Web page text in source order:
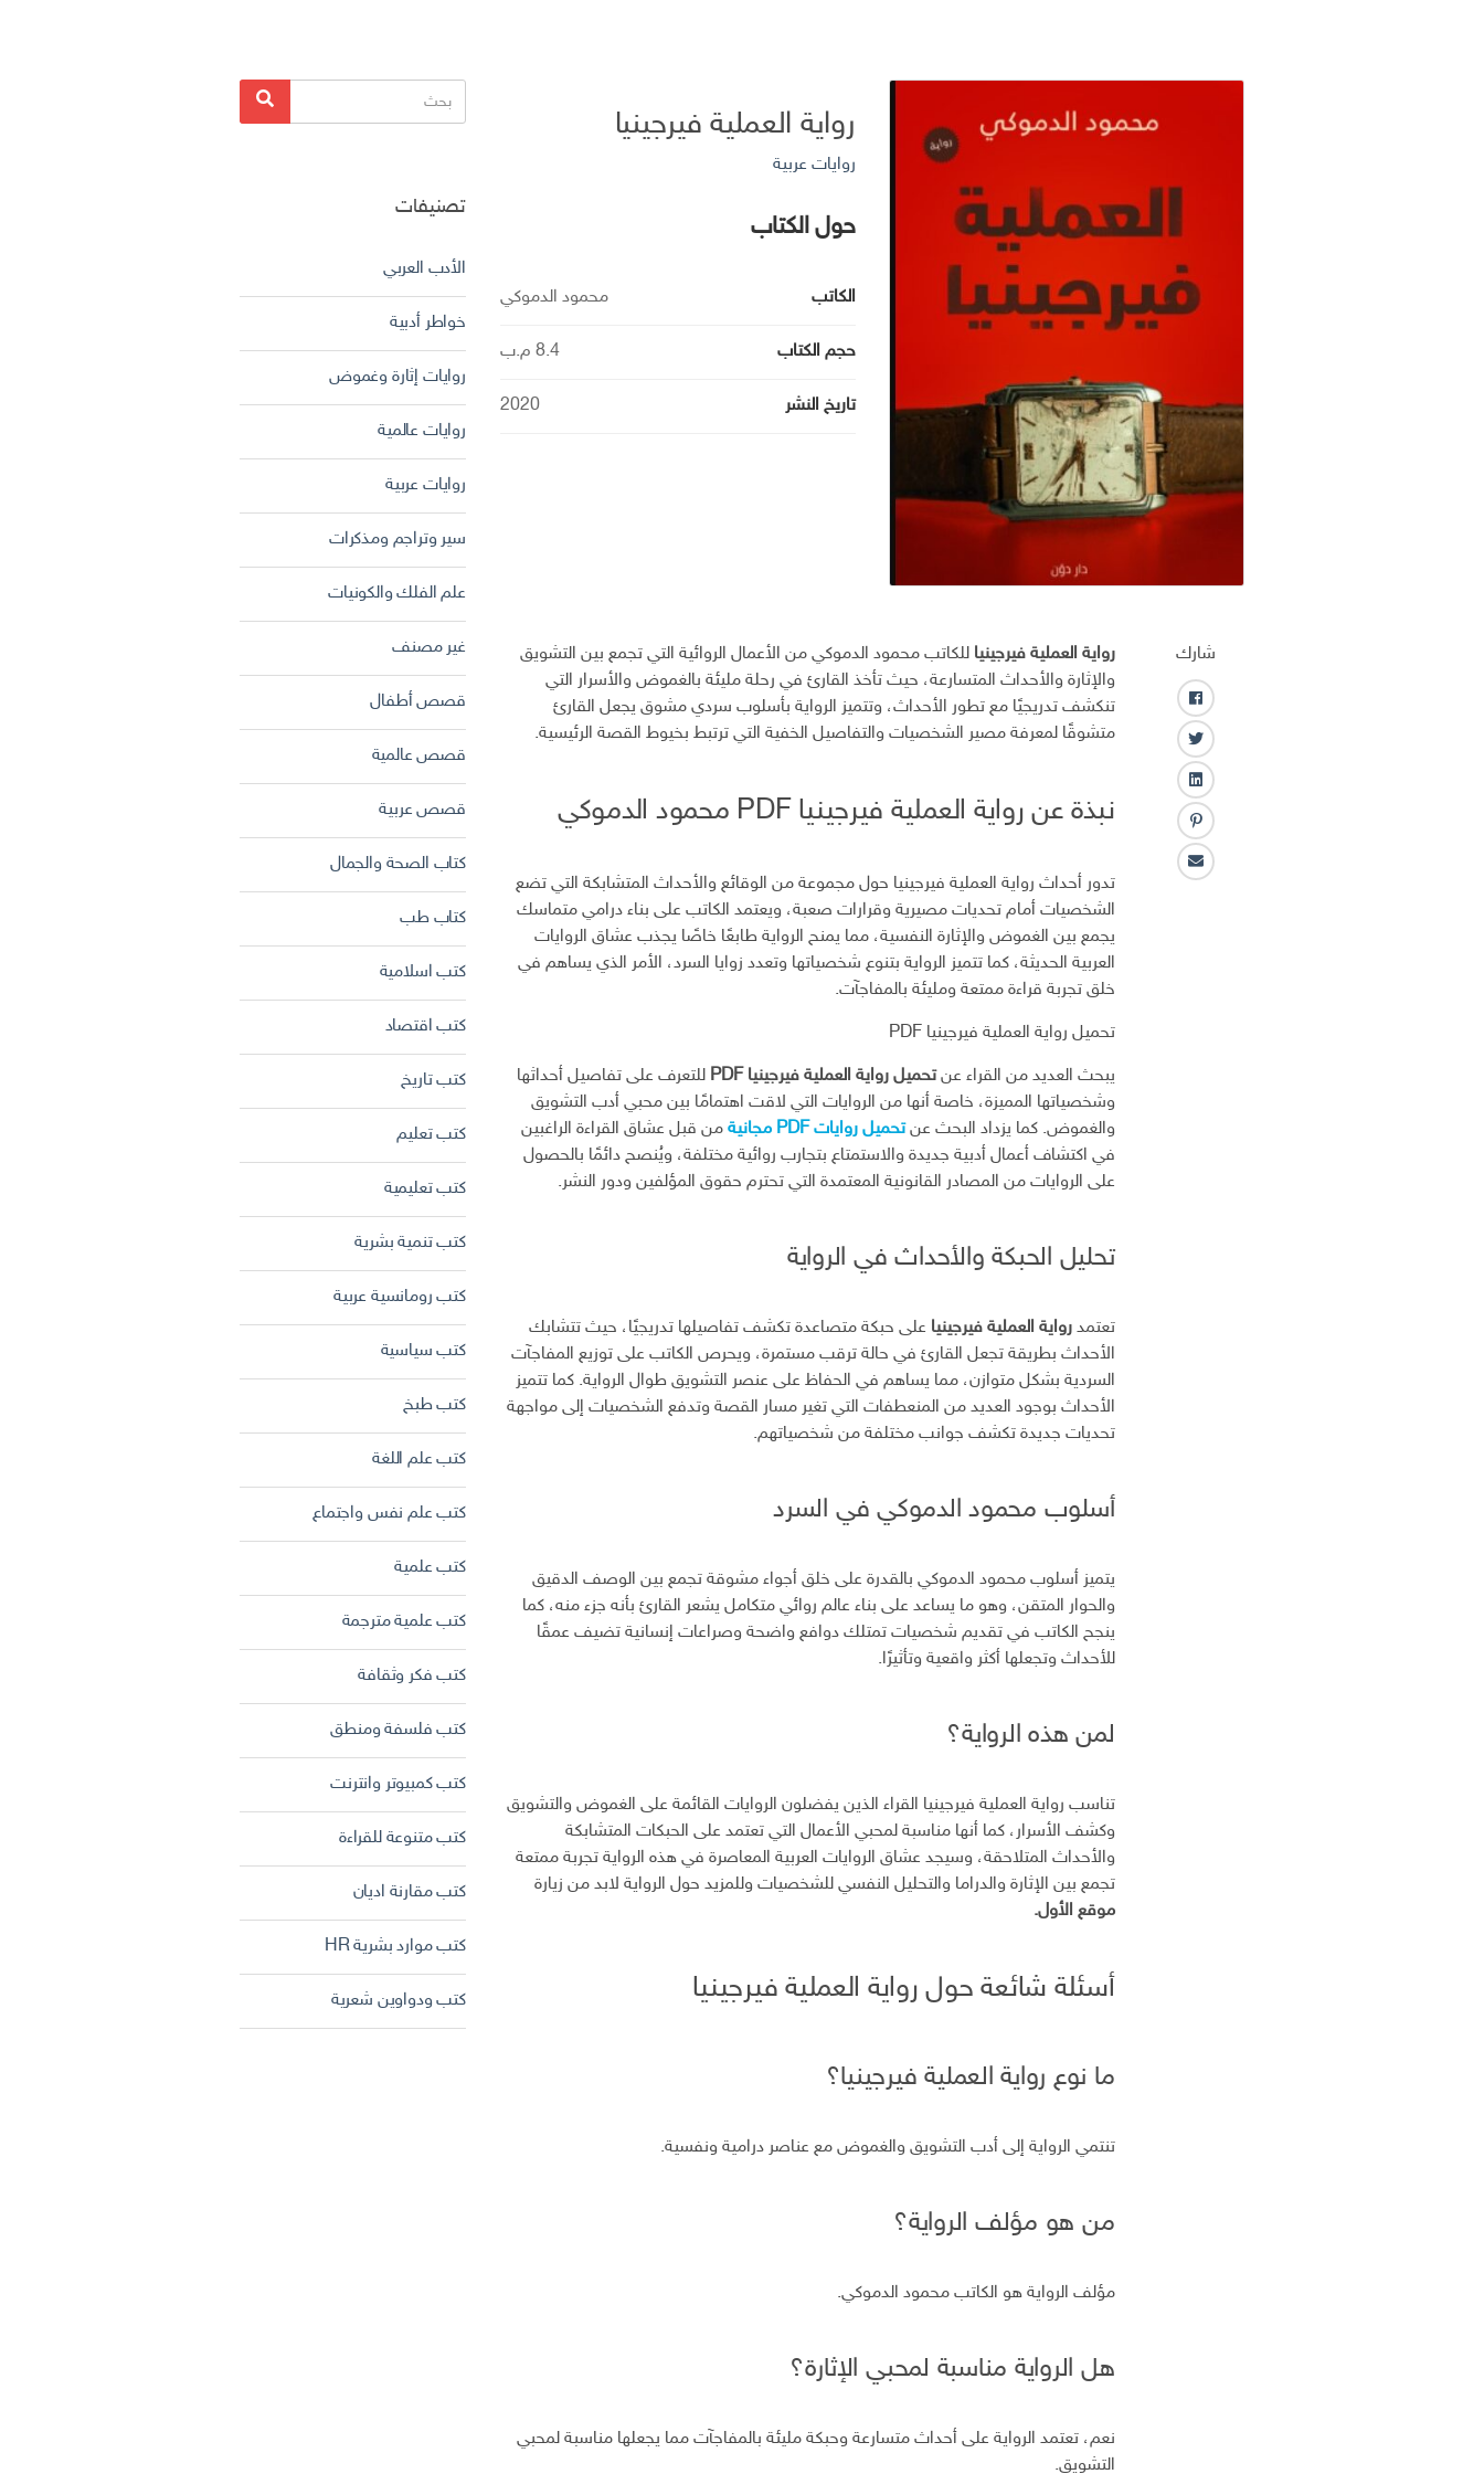
رواية العملية فيرجينيا
روايات عربية
حول الكتاب
الكاتب محمود الدموكي
حجم الكتاب 8.4 م.ب
تاريخ النشر 2020
شارك
ف
ا
ي
س
ب
و
ك
ت
و
ي
ت
ر
ل
ي
ن
ك
ـ
ب
ن
تا
رواية العملية فيرجينيا للكاتب محمود الدموكي من الأعمال الروائية التي تجمع بين التشويق
والإثارة والأحداث المتسارعة، حيث تأخذ القارئ في رحلة مليئة بالغموض والأسرار التي
تنكشف تدريجيًا مع تطور الأحداث، وتتميز الرواية بأسلوب سردي مشوق يجعل القارئ
متشوقًا لمعرفة مصير الشخصيات والتفاصيل الخفية التي ترتبط بخيوط القصة الرئيسية.
نبذة عن رواية العملية فيرجينيا PDF محمود الدموكي
تدور أحداث رواية العملية فيرجينيا حول مجموعة من الوقائع والأحداث المتشابكة التي تضع
الشخصيات أمام تحديات مصيرية وقرارات صعبة، ويعتمد الكاتب على بناء درامي متماسك
يجمع بين الغموض والإثارة النفسية، مما يمنح الرواية طابعًا خاصًا يجذب عشاق الروايات
العربية الحديثة، كما تتميز الرواية بتنوع شخصياتها وتعدد زوايا السرد، الأمر الذي يساهم في
خلق تجربة قراءة ممتعة ومليئة بالمفاجآت.
تحميل رواية العملية فيرجينيا PDF
يبحث العديد من القراء عنتحميل رواية العملية فيرجينيا PDF
للتعرف على تفاصيل أحداثها
وشخصياتها المميزة، خاصة أنها من الروايات التي لاقت اهتمامًا بين محبي أدب التشويق
والغموض. كما يزداد البحث عنتحميل روايات PDF مجانية
من قبل عشاق القراءة الراغبين
في اكتشاف أعمال أدبية جديدة والاستمتاع بتجارب روائية مختلفة، ويُنصح دائمًا بالحصول
على الروايات من المصادر القانونية المعتمدة التي تحترم حقوق المؤلفين ودور النشر.
تحليل الحبكة والأحداث في الرواية
تعتمد رواية العملية فيرجينيا على حبكة متصاعدة تكشف تفاصيلها تدريجيًا، حيث تتشابك
الأحداث بطريقة تجعل القارئ في حالة ترقب مستمرة، ويحرص الكاتب على توزيع المفاجآت
السردية بشكل متوازن، مما يساهم في الحفاظ على عنصر التشويق طوال الرواية. كما تتميز
الأحداث بوجود العديد من المنعطفات التي تغير مسار القصة وتدفع الشخصيات إلى مواجهة
تحديات جديدة تكشف جوانب مختلفة من شخصياتهم.
أسلوب محمود الدموكي في السرد
يتميز أسلوب محمود الدموكي بالقدرة على خلق أجواء مشوقة تجمع بين الوصف الدقيق
والحوار المتقن، وهو ما يساعد على بناء عالم روائي متكامل يشعر القارئ بأنه جزء منه، كما
ينجح الكاتب في تقديم شخصيات تمتلك دوافع واضحة وصراعات إنسانية تضيف عمقًا
للأحداث وتجعلها أكثر واقعية وتأثيرًا.
لمن هذه الرواية؟
تناسب رواية العملية فيرجينيا القراء الذين يفضلون الروايات القائمة على الغموض والتشويق
وكشف الأسرار، كما أنها مناسبة لمحبي الأعمال التي تعتمد على الحبكات المتشابكة
والأحداث المتلاحقة، وسيجد عشاق الروايات العربية المعاصرة في هذه الرواية تجربة ممتعة
تجمع بين الإثارة والدراما والتحليل النفسي للشخصيات وللمزيد حول الرواية لابد من زيارة
موقع الأول.
أسئلة شائعة حول رواية العملية فيرجينيا
ما نوع رواية العملية فيرجينيا؟
تنتمي الرواية إلى أدب التشويق والغموض مع عناصر درامية ونفسية.
من هو مؤلف الرواية؟
مؤلف الرواية هو الكاتب محمود الدموكي.
هل الرواية مناسبة لمحبي الإثارة؟
نعم، تعتمد الرواية على أحداث متسارعة وحبكة مليئة بالمفاجآت مما يجعلها مناسبة لمحبي
التشويق.
البحث
عن:
بحث
تصنيفات
الأدب العربي
خواطر أدبية
روايات إثارة وغموض
روايات عالمية
روايات عربية
سير وتراجم ومذكرات
علم الفلك والكونيات
غير مصنف
قصص أطفال
قصص عالمية
قصص عربية
كتاب الصحة والجمال
كتاب طب
كتب اسلامية
كتب اقتصاد
كتب تاريخ
كتب تعليم
كتب تعليمية
كتب تنمية بشرية
كتب رومانسية عربية
كتب سياسية
كتب طبخ
كتب علم اللغة
كتب علم نفس واجتماع
كتب علمية
كتب علمية مترجمة
كتب فكر وثقافة
كتب فلسفة ومنطق
كتب كمبيوتر وانترنت
كتب متنوعة للقراءة
كتب مقارنة اديان
كتب موارد بشرية HR
كتب ودواوين شعرية